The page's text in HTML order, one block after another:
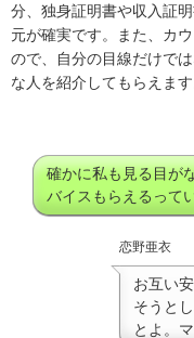
分、独身証明書や収入証
元が確実です。また、カ
ので、自分の目線だけで
な人を紹介してもらえます
確かに私も見る目が
バイスもらえるって
恋野亜衣
お互い
そうと
とよ。